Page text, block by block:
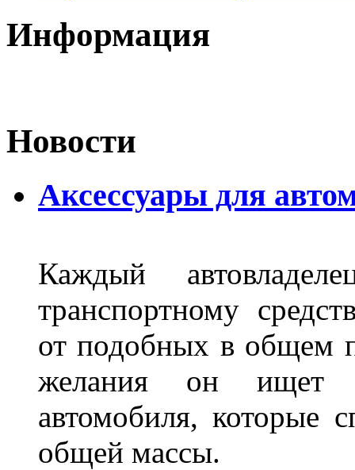
Информация
Новости
Аксессуары для
Каждый
транспортному
от подобных в общем
желания он ищет
автомобиля, которые
общей массы.